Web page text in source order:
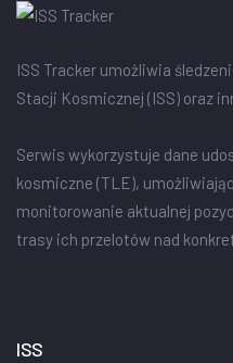
ISS Tracker umożliwia
Stacji Kosmicznej (ISS) oraz
Serwis wykorzystuje dane
kosmiczne (TLE),
monitorowanie aktualnej
trasy ich przelotów nad
ISS